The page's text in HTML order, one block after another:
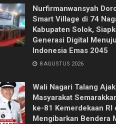
Nurfirmanwansyah
Smart Village di 74
Kabupaten Solok,
Generasi Digital Menuju
Indonesia Emas 2045
8 AGUSTUS 2026
Wali Nagari Talang Ajak
Masyarakat
ke-81 Kemerdekaan RI
Mengibarkan Bendera